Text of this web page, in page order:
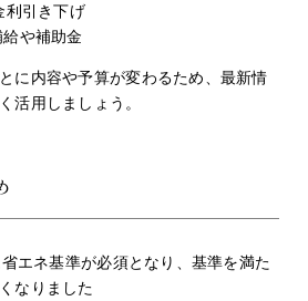
利引き下げ
給や補助金
に内容や予算が変わるため、最新情
活用しましょう。
エネ基準が必須となり、基準を満た
なりました